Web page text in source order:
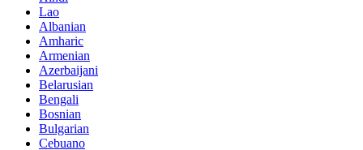
Lao
Albanian
Amharic
Armenian
Azerbaijani
Belarusian
Bengali
Bosnian
Bulgarian
Cebuano